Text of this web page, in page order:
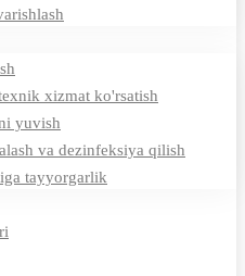
xizmat ko'rsatish
yuvish
va dezinfeksiya qilish
tayyorgarlik